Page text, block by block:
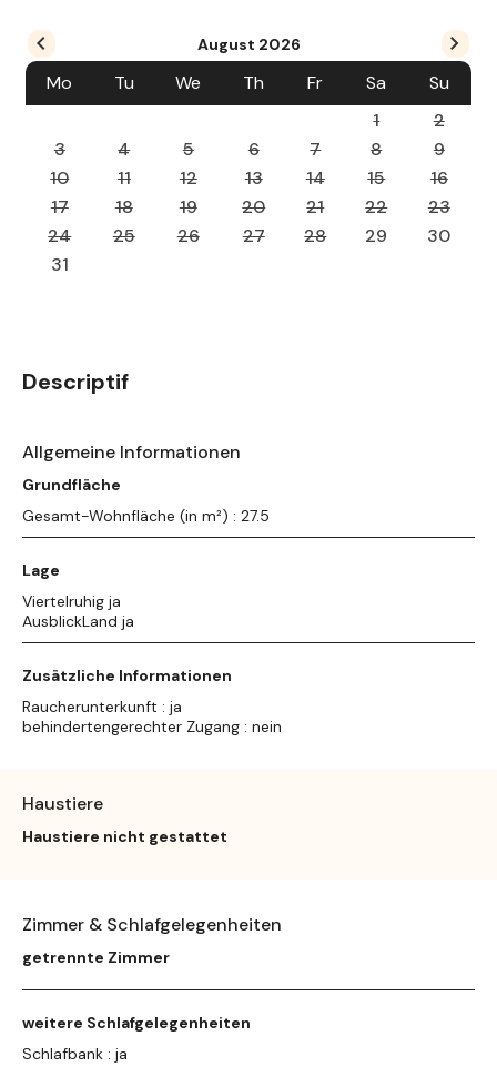
August 2026
Mo Tu We Th Fr Sa
Su
1
2
3
4 5 6 7 8
9
10
11 12 13 14 15
16
17
18 19 20 21 22
23
24
25 26 27 28 29
30
31
Descriptif
Allgemeine Informationen
Grundfläche
Gesamt-Wohnfläche (in m²) : 27.5
Lage
Viertelruhig ja
AusblickLand ja
Zusätzliche Informationen
Raucherunterkunft : ja
behindertengerechter Zugang : nein
Haustiere
Haustiere nicht gestattet
Zimmer & Schlafgelegenheiten
getrennte Zimmer
weitere Schlafgelegenheiten
Schlafbank : ja